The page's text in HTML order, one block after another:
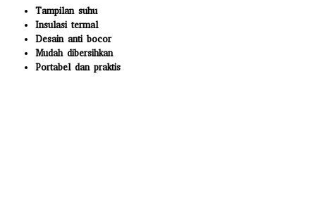
Tampilan suhu
Insulasi termal
Desain anti bocor
Mudah dibersihkan
Portabel dan praktis